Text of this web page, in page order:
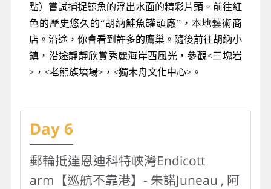
點）嘗試捕捉鯨魚的浮出水面的精彩片頭。前往紅
色的歷史悠久的“胡納鮭魚罐頭廠”，本地藝術商
店。沿途，你會看到許多的鷹巢。隨後前往胡納小
鎮，沿途靜靜欣賞秀麗海岸西風光，參觀<三塊岩
>，<老熊族墳場>，<獨木舟文化中心>。
Day 6
郵輪抵達恩迪科特峽灣Endicott
arm【巡航不靠港】- 朱諾Juneau , 阿